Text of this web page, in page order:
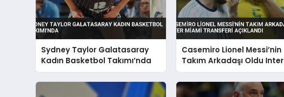
Sydney Taylor Galatasaray
Kadın Basketbol Takımı’nda
Casemiro Lionel Messi’nin
Takım Arkadaşı Oldu Inter
Miami Transferi Açıklandı